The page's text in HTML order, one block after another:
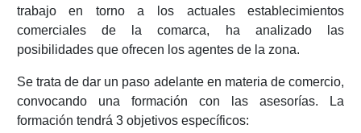
trabajo en torno a los actuales establecimientos
comerciales de la comarca, ha analizado las
posibilidades que ofrecen los agentes de la zona.
Se trata de dar un paso adelante en materia de comercio,
convocando una formación con las asesorías. La
formación tendrá 3 objetivos específicos: